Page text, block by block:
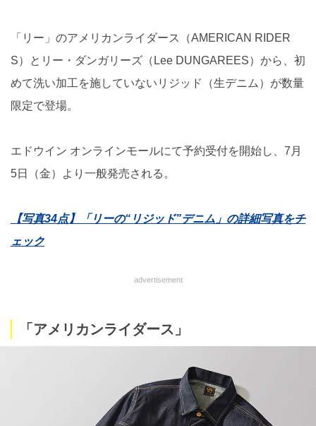
「リー」のアメリカンライダース（AMERICAN RIDER
S）とリー・ダンガリーズ（Lee DUNGAREES）から、初
めて洗い加工を施していないリジッド（生デニム）が数量
限定で登場。
エドウイン オンラインモールにて予約受付を開始し、7月
5日（金）より一般発売される。
【写真34点】「リーの“リジッド”デニム」の詳細写真をチ
ェック
advertisement
「アメリカンライダース」